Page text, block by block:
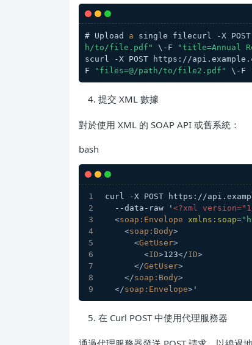
# Upload a single filecurl -X
h/to/file.pdf"
\-F "title=Annual
scurl -X POST https://
F
"files=@/path/to/file2.pdf" \-F
提交 XML 數據
對於使用 XML 的 SOAP API 或舊系統：
bash
curl -X POST https://
  --data-raw '
<?xml
<soap:Envelope xmlns:soap=
<soap:Body>
<GetUser>
<ID>123</ID>
</GetUser>
</soap:Body>
</soap:Envelope> '
在 Curl POST 中使用代理服務器